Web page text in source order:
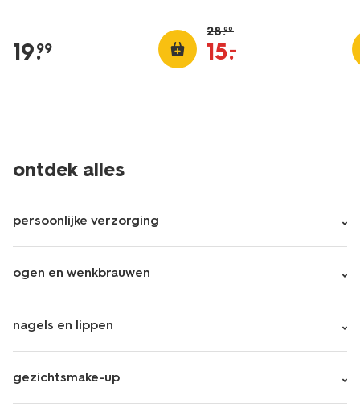
19.
99
28.99
15.
–
ontdek alles
persoonlijke verzorging
ogen en wenkbrauwen
nagels en lippen
gezichtsmake-up